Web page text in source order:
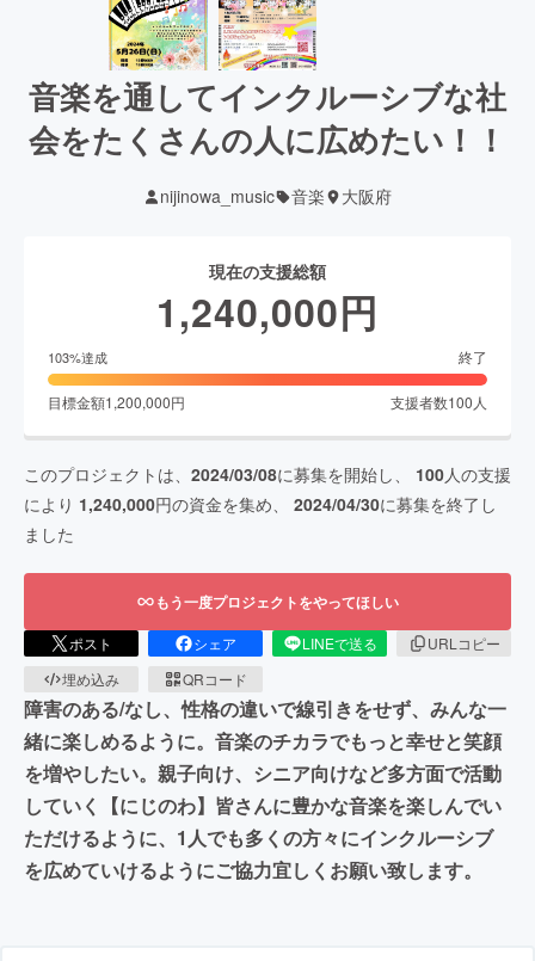
音楽を通してインクルーシブな社
会をたくさんの人に広めたい！！
nijinowa_music 音楽 大阪府
現在の支援総額
1,240,000円
103%達成 終了
目標金額1,200,000円 支援者数100 人
このプロジェクトは、 2024/03/08に募集を開始し、 100人の支援
により 1,240,000円の資金を集め、 2024/04/30に募集を終了し
ました
もう一度プロジェクトをやってほしい
ポスト シェア LINEで送る
URLコピー
埋め込み
QRコード
障害のある/なし、性格の違いで線引きをせず、みんな一
緒に楽しめるように。音楽のチカラでもっと幸せと笑顔
を増やしたい。親子向け、シニア向けなど多方面で活動
していく【にじのわ】皆さんに豊かな音楽を楽しんでい
ただけるように、1人でも多くの方々にインクルーシブ
を広めていけるようにご協力宜しくお願い致します。